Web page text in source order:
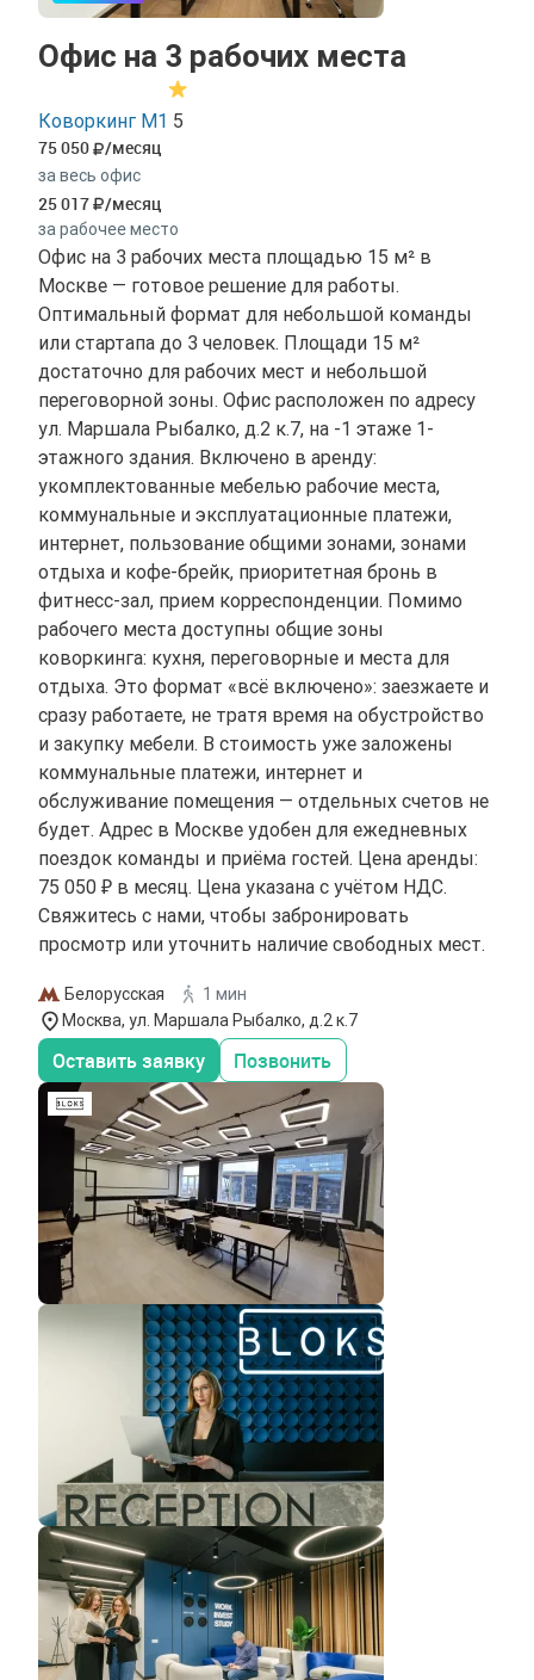
Офис на 3 рабочих места
Коворкинг М1 5
75 050 /месяц
за весь офис
25 017 /месяц
за рабочее место
Офис на 3 рабочих места площадью 15 м² в
Москве — готовое решение для работы.
Оптимальный формат для небольшой команды
или стартапа до 3 человек. Площади 15 м²
достаточно для рабочих мест и небольшой
переговорной зоны. Офис расположен по адресу
ул. Маршала Рыбалко, д.2 к.7, на -1 этаже 1-
этажного здания. Включено в аренду:
укомплектованные мебелью рабочие места,
коммунальные и эксплуатационные платежи,
интернет, пользование общими зонами, зонами
отдыха и кофе-брейк, приоритетная бронь в
фитнесс-зал, прием корреспонденции. Помимо
рабочего места доступны общие зоны
коворкинга: кухня, переговорные и места для
отдыха. Это формат «всё включено»: заезжаете и
сразу работаете, не тратя время на обустройство
и закупку мебели. В стоимость уже заложены
коммунальные платежи, интернет и
обслуживание помещения — отдельных счетов не
будет. Адрес в Москве удобен для ежедневных
поездок команды и приёма гостей. Цена аренды:
75 050 ₽ в месяц. Цена указана с учётом НДС.
Свяжитесь с нами, чтобы забронировать
просмотр или уточнить наличие свободных мест.
Белорусская
1 мин
Москва, ул. Маршала Рыбалко, д.2 к.7
Оставить заявку Позвонить